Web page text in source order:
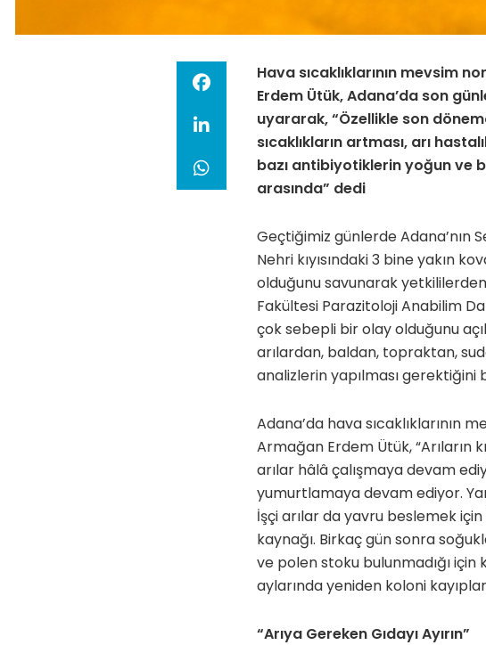
Hava sıcaklıklarının mevsim
Erdem Ütük, Adana’da son
uyararak, “Özellikle son
sıcaklıkların artması, arı
bazı antibiyotiklerin yoğun ve
arasında” dedi
Geçtiğimiz günlerde Adana’nın
Nehri kıyısındaki 3 bine yakın
olduğunu savunarak
Fakültesi Parazitoloji Anabilim
çok sebepli bir olay olduğunu
arılardan, baldan, topraktan,
analizlerin yapılması gerektiğini
Adana’da hava sıcaklıklarının
Armağan Erdem Ütük, “Arıların
arılar hâlâ çalışmaya devam
yumurtlamaya devam ediyor.
İşçi arılar da yavru beslemek
kaynağı. Birkaç gün sonra
ve polen stoku bulunmadığı
aylarında yeniden koloni
“Arıya Gereken Gıdayı Ayırın”